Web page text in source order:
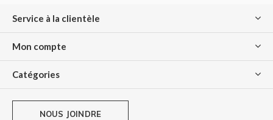
Service à la clientèle
Mon compte
Catégories
NOUS JOINDRE